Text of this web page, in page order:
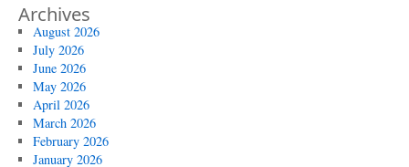
Archives
August 2026
July 2026
June 2026
May 2026
April 2026
March 2026
February 2026
January 2026